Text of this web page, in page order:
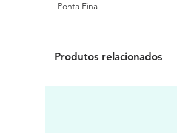
Ponta Fina
Produtos relacionados